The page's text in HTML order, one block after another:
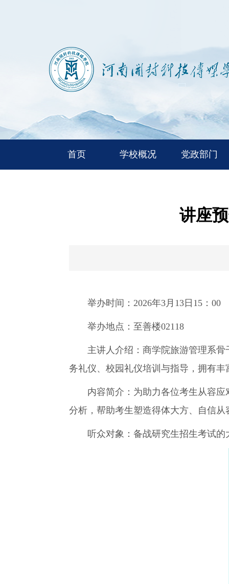
首页 学校概况 党政部门
讲座
举办时间：2026年3月13日15：00
举办地点：至善楼02118
主讲人介绍：商学院旅游管理系骨
务礼仪、校园礼仪培训与指导，拥有丰
内容简介：为助力各位考生从容应
分析，帮助考生塑造得体大方、自信
听众对象：备战研究生招生考试的